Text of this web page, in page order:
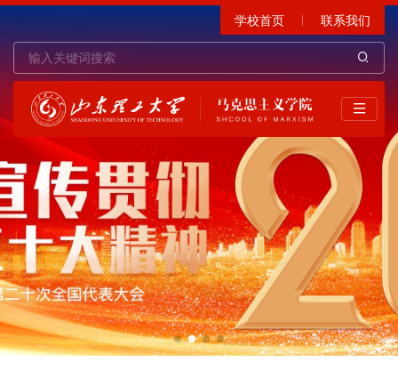
学校首页 联系我们